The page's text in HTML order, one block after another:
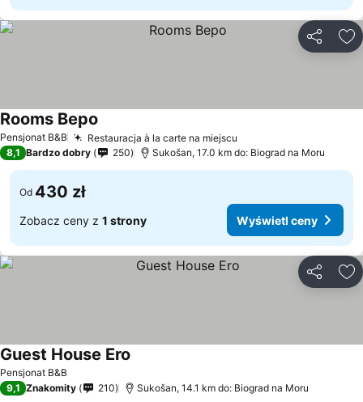
Pensjonat B&B Restauracja à la carte na miejscu
Rooms Bepo
8,1 Bardzo dobry 250 Sukošan, 17.0 km do: Biograd na Moru
Od 430 zł
Zobacz ceny z 1 strony Wyświetl ceny
Pensjonat B&B
Guest House Ero
9,1 Znakomity 210 Sukošan, 14.1 km do: Biograd na Moru